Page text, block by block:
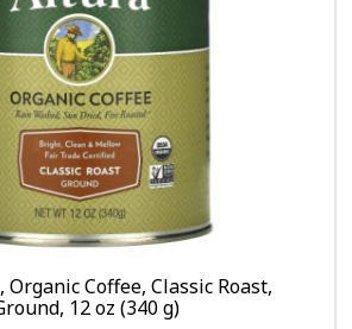
Coffee, Classic Roast,
12 oz (340 g)